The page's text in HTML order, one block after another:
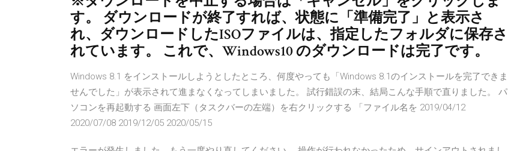
す。 ダウンロードが終了すれば、状態に「準備完了」と表示さ
れ、ダウンロードしたISOファイルは、指定したフォルダに保存さ
れています。 これで、Windows10 のダウンロードは完了です。
Windows 8.1 をインストールしようとしたところ、何度やっても「Windows 8.1のインストールを完了できま
せんでした」が表示されて進まなくなってしまいました。 試行錯誤の末、結局こんな手順で直りました。 パ
ソコンを再起動する 画面左下（タスクバーの左端）を右クリックする 「ファイル名を 2019/04/12
2020/07/08 2019/12/05 2020/05/15